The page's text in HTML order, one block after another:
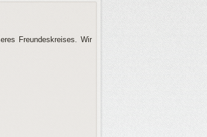
Freundeskreises. Wir